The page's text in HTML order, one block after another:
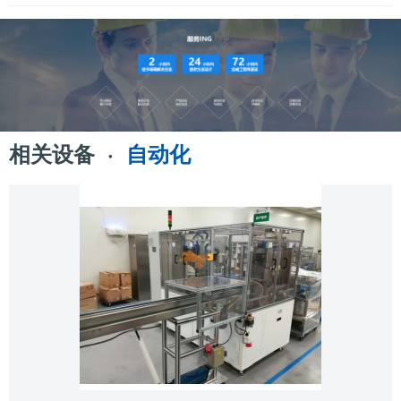
相关设备 · 自动化